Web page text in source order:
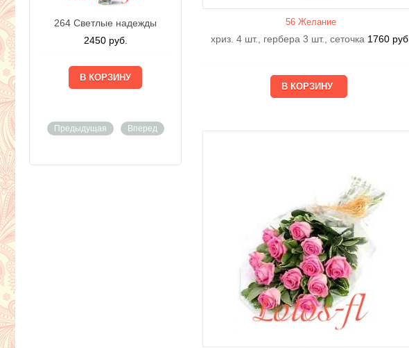
264 Светлые надежды
2450 руб.
1410 руб.
1410 руб.
Предыдущая Вперед
56 Желание
хриз. 4 шт., гербера 3 шт., сеточка 1760 руб.